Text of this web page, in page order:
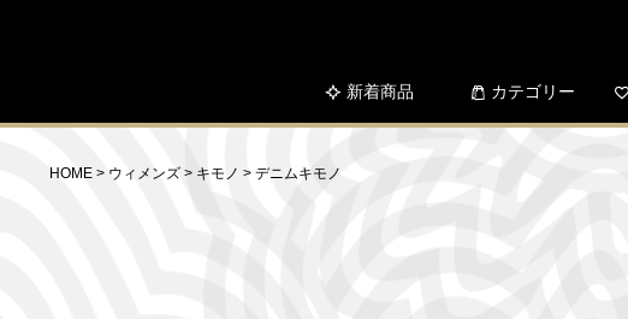
新着商品 カテゴリー
HOME ウィメンズ キモノ デニムキモノ